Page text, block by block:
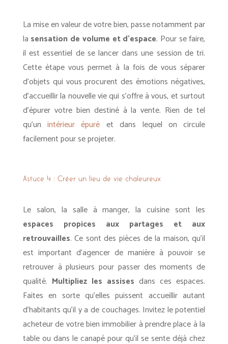
La mise en valeur de votre bien, passe notamment par
la sensation de volume et d’espace. Pour se faire,
il est essentiel de se lancer dans une session de tri.
Cette étape vous permet à la fois de vous séparer
d’objets qui vous procurent des émotions négatives,
d’accueillir la nouvelle vie qui s’offre à vous, et surtout
d’épurer votre bien destiné à la vente. Rien de tel
qu’unintérieur épuré et dans lequel on circule
facilement pour se projeter.
Astuce 4 : Créer un lieu de vie chaleureux
Le salon, la salle à manger, la cuisine sont les
espaces propices aux partages et aux
retrouvailles. Ce sont des pièces de la maison, qu’il
est important d’agencer de manière à pouvoir se
retrouver à plusieurs pour passer des moments de
qualité. Multipliez les assises dans ces espaces.
Faites en sorte qu’elles puissent accueillir autant
d’habitants qu’il y a de couchages. Invitez le potentiel
acheteur de votre bien immobilier à prendre place à la
table ou dans le canapé pour qu’il se sente déjà chez